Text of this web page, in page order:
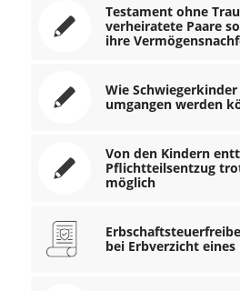
Testament ohne
verheiratete Paare
ihre
Wie
umgangen werden
Von den Kindern
Pflichtteilsentzug
möglich
bei Erbverzicht